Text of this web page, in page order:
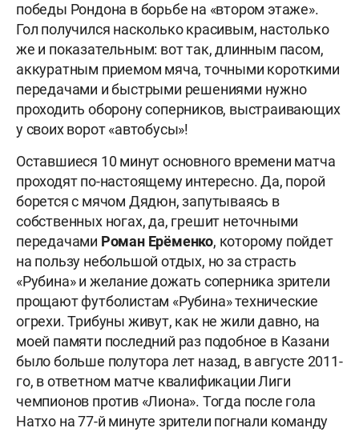
победы Рондона в борьбе на «втором этаже».
Гол получился насколько красивым, настолько
же и показательным: вот так, длинным пасом,
аккуратным приемом мяча, точными короткими
передачами и быстрыми решениями нужно
проходить оборону соперников, выстраивающих
у своих ворот «автобусы»!
Оставшиеся 10 минут основного времени матча
проходят по-настоящему интересно. Да, порой
борется с мячом Дядюн, запутываясь в
собственных ногах, да, грешит неточными
передачами Роман Ерёменко, которому пойдет
на пользу небольшой отдых, но за страсть
«Рубина» и желание дожать соперника зрители
прощают футболистам «Рубина» технические
огрехи. Трибуны живут, как не жили давно, на
моей памяти последний раз подобное в Казани
было больше полутора лет назад, в августе 2011-
го, в ответном матче квалификации Лиги
чемпионов против «Лиона». Тогда после гола
Натхо на 77-й минуте зрители погнали команду